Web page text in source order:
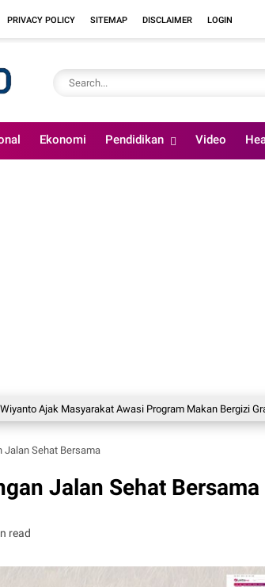
PRIVACY POLICY SITEMAP DISCLAIMER LOGIN
Ekonomi Pendidikan Video
Masyarakat Awasi Program Makan Bergizi Gratis agar
Jalan Sehat Bersama
Jalan Sehat Bersama
read